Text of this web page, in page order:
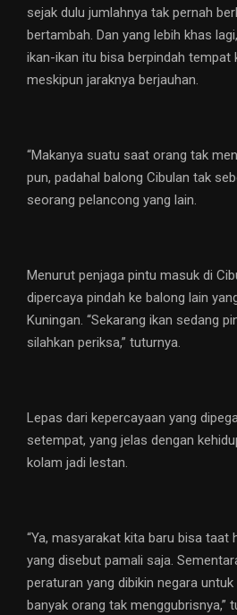
sejak dulu jumlahnya tak pernah
bertambah. Dan yang lebih khas
ikan-ikan itu bisa berpindah tempat
meskipun jaraknya berjauhan.
“Makanya suatu saat orang tak
pun, padahal balong Cibulan tak
seorang pelancong yang lain.
Menurut penjaga pintu masuk di
dipercaya pindah ke balong lain
Kuningan. “Sekarang ikan sedang
silahkan periksa,” tuturnya.
Lepas dari kepercayaan yang
setempat, yang jelas dengan
kolam jadi lestan.
“Ya, masyarakat kita baru bisa taat
yang disebut pamali saja.
peraturan yang dibikin negara
banyak orang tak menggubrisnya,”